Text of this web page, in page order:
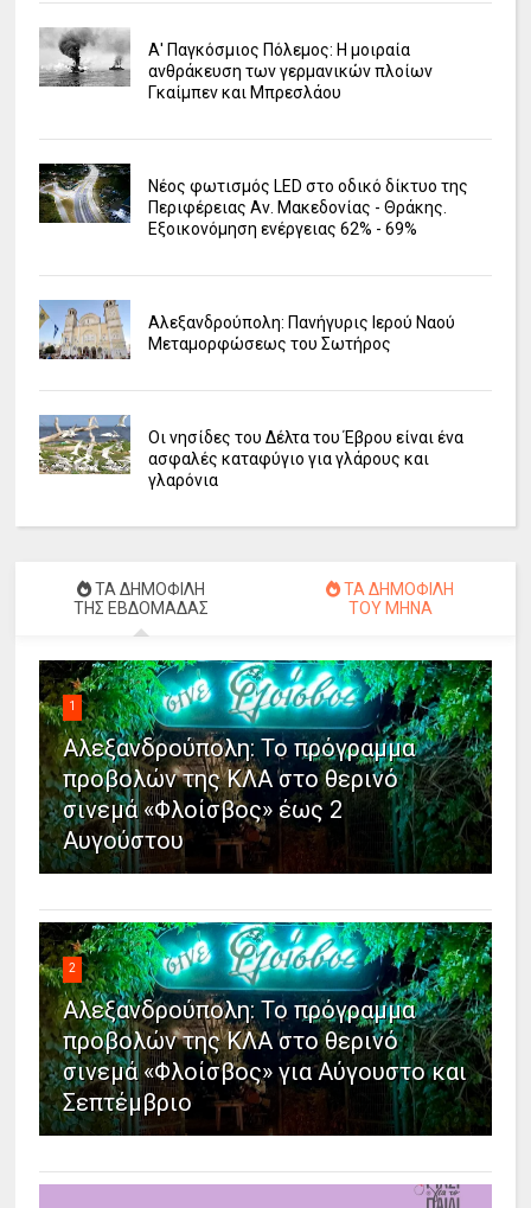
Α' Παγκόσμιος Πόλεμος: Η μοιραία
ανθράκευση των γερμανικών πλοίων
Γκαίμπεν και Μπρεσλάου
Νέος φωτισμός LED στο οδικό δίκτυο της
Περιφέρειας Αν. Μακεδονίας - Θράκης.
Εξοικονόμηση ενέργειας 62% - 69%
Αλεξανδρούπολη: Πανήγυρις Ιερού Ναού
Μεταμορφώσεως του Σωτήρος
Οι νησίδες του Δέλτα του Έβρου είναι ένα
ασφαλές καταφύγιο για γλάρους και
γλαρόνια
ΤΑ ΔΗΜΟΦΙΛΗ
ΤΗΣ ΕΒΔΟΜΑΔΑΣ
ΤΑ ΔΗΜΟΦΙΛΗ
ΤΟΥ ΜΗΝΑ
1
Αλεξανδρούπολη: Το πρόγραμμα
προβολών της ΚΛΑ στο θερινό
σινεμά «Φλοίσβος» έως 2
Αυγούστου
2
Αλεξανδρούπολη: Το πρόγραμμα
προβολών της ΚΛΑ στο θερινό
σινεμά «Φλοίσβος» για Αύγουστο και
Σεπτέμβριο